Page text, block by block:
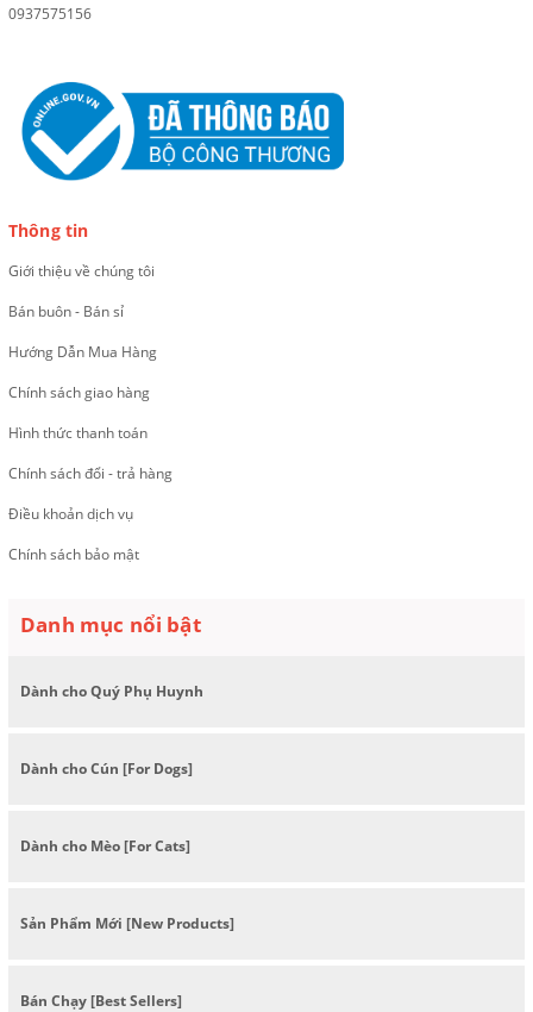
0937575156
Thông tin
Giới thiệu về chúng tôi
Bán buôn - Bán sỉ
Hướng Dẫn Mua Hàng
Chính sách giao hàng
Hình thức thanh toán
Chính sách đổi - trả hàng
Điều khoản dịch vụ
Chính sách bảo mật
Danh mục nổi bật
Dành cho Quý Phụ Huynh
Dành cho Cún [For Dogs]
Dành cho Mèo [For Cats]
Sản Phẩm Mới [New Products]
Bán Chạy [Best Sellers]